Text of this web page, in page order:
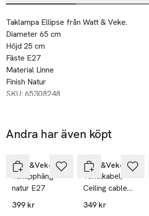
Beskrivning
Taklampa Ellipse från Watt & Veke.
Diameter 65 cm
Höjd 25 cm
Fäste E27
Material Linne
Finish Natur
SKU: 65308248
Andra har även köpt
Watt&Veke
Takupphäng
natur E27
399 kr
Watt&Veke
Textilkabel,
Ceiling cable
E27
349 kr